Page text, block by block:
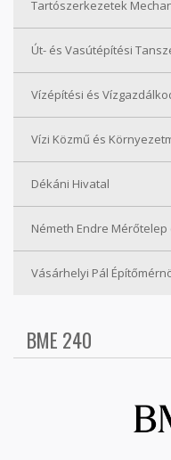
Tartószerkezetek
Út- és Vasútépítési
Vízépítési és
Vízi Közmű és
Dékáni Hivatal
Németh Endre
Vásárhelyi Pál
BME 240